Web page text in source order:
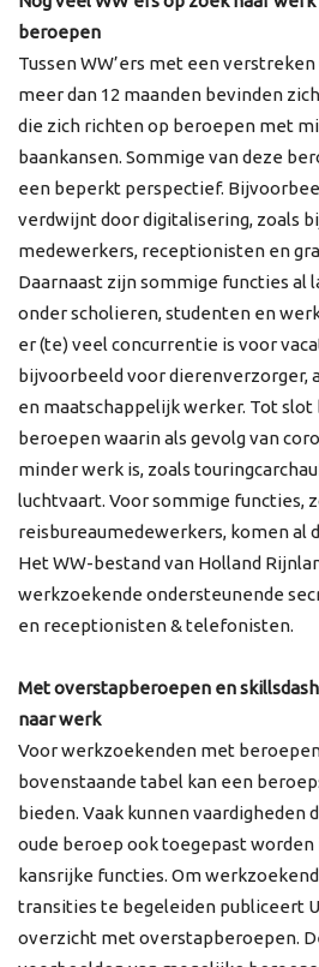
beroepen
Tussen WW’ers met een
meer dan 12 maanden bevinden
die zich richten op beroepen met
baankansen. Sommige van deze
een beperkt perspectief.
verdwijnt door digitalisering, zoals
medewerkers, receptionisten en
Daarnaast zijn sommige functies al
onder scholieren, studenten en
er (te) veel concurrentie is voor
bijvoorbeeld voor dierenverzorger,
en maatschappelijk werker. Tot slot
beroepen waarin als gevolg van
minder werk is, zoals
luchtvaart. Voor sommige functies,
reisbureaumedewerkers, komen al
Het WW-bestand van Holland
werkzoekende ondersteunende
en receptionisten & telefonisten.
Met overstapberoepen en
naar werk
Voor werkzoekenden met
bovenstaande tabel kan een
bieden. Vaak kunnen vaardigheden
oude beroep ook toegepast worden
kansrijke functies. Om
transities te begeleiden publiceert
overzicht met overstapberoepen.